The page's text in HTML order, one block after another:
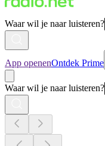
Waar wil je naar luisteren?
App openenOntdek Prime
Waar wil je naar luisteren?